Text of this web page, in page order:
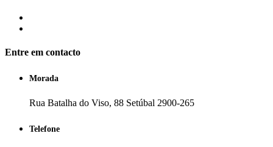
Entre em contacto
Morada
Rua Batalha do Viso, 88 Setúbal 2900-265
Telefone